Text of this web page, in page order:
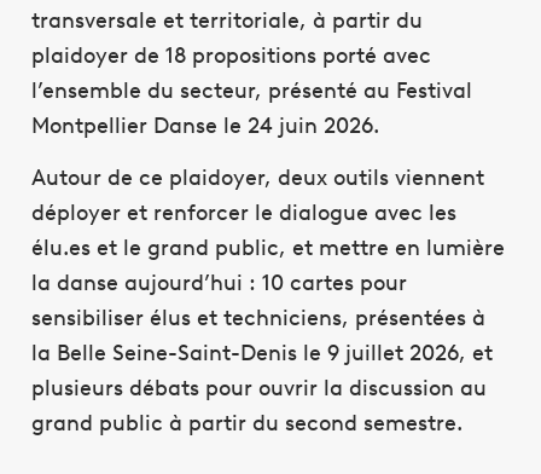
transversale et territoriale, à partir du
plaidoyer de 18 propositions porté avec
l’ensemble du secteur, présenté au Festival
Montpellier Danse le 24 juin 2026.
Autour de ce plaidoyer, deux outils viennent
déployer et renforcer le dialogue avec les
élu.es et le grand public, et mettre en lumière
la danse aujourd’hui : 10 cartes pour
sensibiliser élus et techniciens, présentées à
la Belle Seine-Saint-Denis le 9 juillet 2026, et
plusieurs débats pour ouvrir la discussion au
grand public à partir du second semestre.